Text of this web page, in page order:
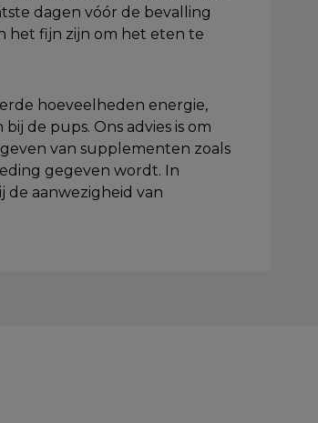
dagen vóór de bevalling
het fijn zijn om het eten te
hoeveelheden energie,
de pups. Ons advies is om
van supplementen zoals
gegeven wordt. In
de aanwezigheid van